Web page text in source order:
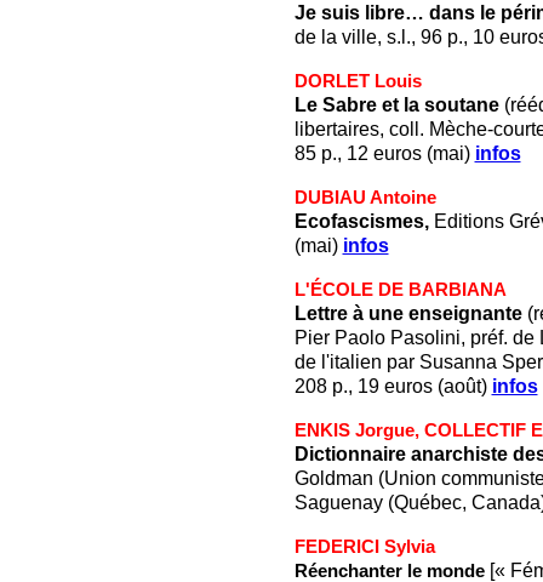
Je suis libre… dans le
de la ville, s.l., 96 p., 10
DORLET Louis
Le Sabre et la soutane
libertaires, coll. Mèche-
85 p., 12 euros (mai) infos
DUBIAU Antoine
Ecofascismes,Editions
(mai) infos
L'ÉCOLE DE BARBIANA
Lettre à une enseignante
Pier Paolo Pasolini, préf. de
de l'italien par Susanna
208 p., 19 euros (août) infos
ENKIS Jorgue, COLLECTIF
Dictionnaire anarchiste
Goldman (Union
Saguenay (Québec,
FEDERICI Sylvia
Réenchanter le monde[«